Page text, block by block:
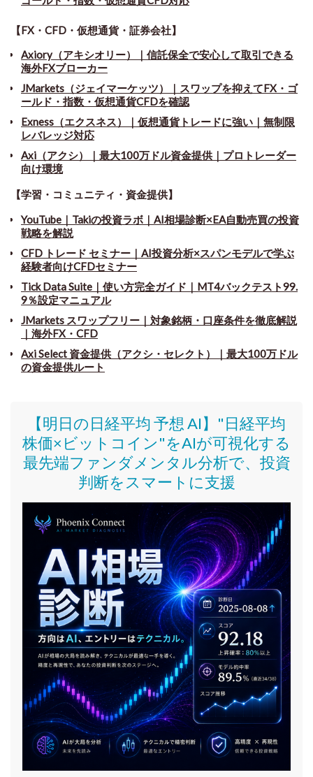
【FX・CFD・仮想通貨・証券会社】
Axiory（アキシオリー）｜信託保全で安心して取引できる
海外FXブローカー
JMarkets（ジェイマーケッツ）｜スワップを抑えてFX・ゴ
ールド・指数・仮想通貨CFDを確認
Exness（エクスネス）｜仮想通貨トレードに強い｜無制限
レバレッジ対応
Axi（アクシ）｜最大100万ドル資金提供｜プロトレーダー
向け環境
【学習・コミュニティ・資金提供】
YouTube｜Takiの投資ラボ｜AI相場診断×EA自動売買の投資
戦略を解説
CFD トレード セミナー ｜ AI投資分析×スパンモデルで学ぶ
経験者向けCFDセミナー
Tick Data Suite ｜ 使い方完全ガイド｜MT4バックテスト99.
9％設定マニュアル
JMarkets スワップフリー ｜ 対象銘柄・口座条件を徹底解説
｜海外FX・CFD
Axi Select 資金提供（アクシ・セレクト）｜最大100万ドル
の資金提供ルート
【明日の日経平均 予想 AI】"日経平均
株価×ビットコイン"をAIが可視化する
最先端ファンダメンタル分析で、投資
判断をスマートに支援